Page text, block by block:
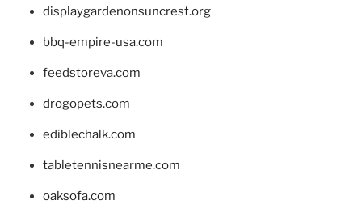
displaygardenonsuncrest.org
bbq-empire-usa.com
feedstoreva.com
drogopets.com
ediblechalk.com
tabletennisnearme.com
oaksofa.com